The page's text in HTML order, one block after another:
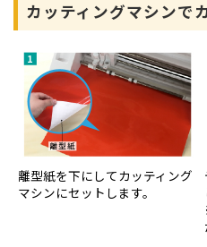
カッティングマシンで
離型紙を下にしてカッティング
マシンにセットします。